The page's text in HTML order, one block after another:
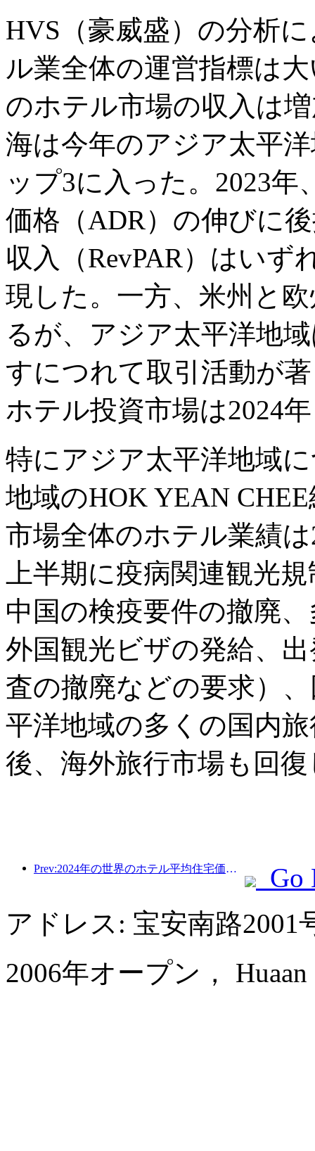
HVS（豪威盛）の分析
ル業全体の運営指標は
のホテル市場の収入は
海は今年のアジア太平
ップ3に入った。2023
価格（ADR）の伸びに
収入（RevPAR）はいず
現した。一方、米州と
るが、アジア太平洋地
すにつれて取引活動が
ホテル投資市場は2024
特にアジア太平洋地域
地域のHOK YEAN
市場全体のホテル業績
上半期に疫病関連観光
中国の検疫要件の撤廃
外国観光ビザの発給、
査の撤廃などの要求）
平洋地域の多くの国内
後、海外旅行市場も回
Prev:2024年の世界のホテル平均住宅価格は6.8%上昇する見込み
Go
アドレス: 宝安南路2001
2006年オープン， Huaan